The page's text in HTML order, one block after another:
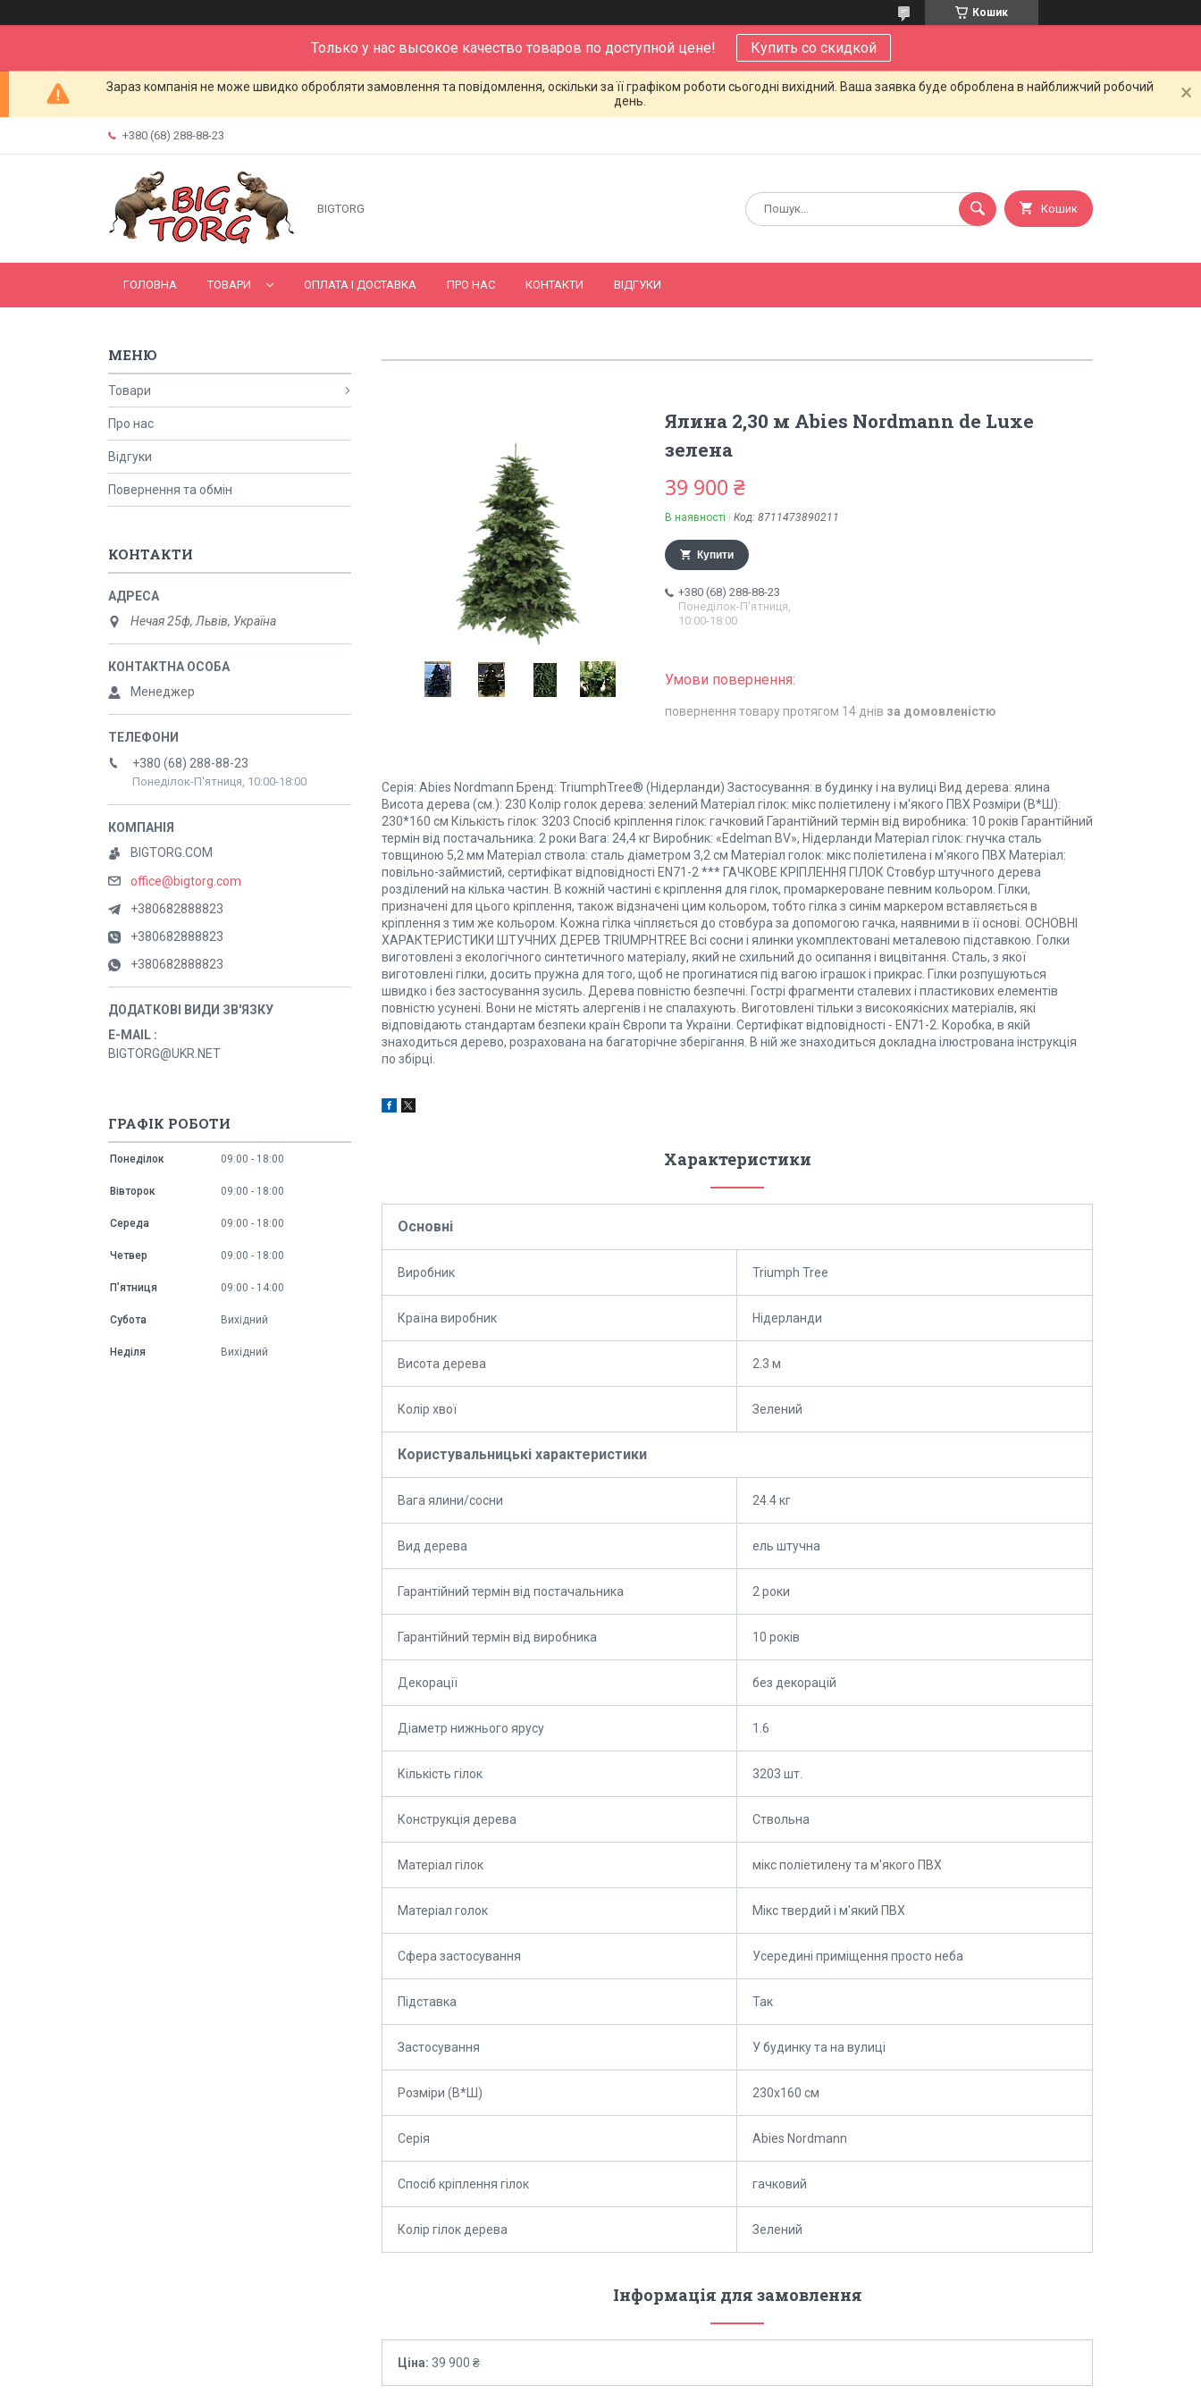
Кошик
Только у нас высокое качество товаров по доступной цене! Купить со скидкой
Зараз компанія не може швидко обробляти замовлення та повідомлення, оскільки за її графіком роботи сьогодні вихідний. Ваша заявка буде оброблена в найближчий робочий
день.
+380 (68) 288-88-23
BIGTORG Кошик
ГОЛОВНА ТОВАРИ ОПЛАТА І ДОСТАВКА ПРО НАС КОНТАКТИ ВІДГУКИ
Ялина 2,30 м Abies Nordmann de Luxe
зелена
39 900 ₴
В наявності Код: 8711473890211
Купити
+380 (68) 288-88-23
Понеділок-П'ятниця,
10:00-18:00
повернення товару протягом 14 днів за домовленістю
Серія: Abies Nordmann Бренд: TriumphTree® (Нідерланди) Застосування: в будинку і на вулиці Вид дерева: ялина
Висота дерева (см.): 230 Колір голок дерева: зелений Матеріал гілок: мікс поліетилену і м'якого ПВХ Розміри (В*Ш):
230*160 см Кількість гілок: 3203 Спосіб кріплення гілок: гачковий Гарантійний термін від виробника: 10 років Гарантійний
термін від постачальника: 2 роки Вага: 24,4 кг Виробник: «Edelman BV», Нідерланди Матеріал гілок: гнучка сталь
товщиною 5,2 мм Матеріал ствола: сталь діаметром 3,2 см Матеріал голок: мікс поліетилена і м'якого ПВХ Матеріал:
повільно-займистий, сертифікат відповідності EN71-2 *** ГАЧКОВЕ КРІПЛЕННЯ ГІЛОК Стовбур штучного дерева
розділений на кілька частин. В кожній частині є кріплення для гілок, промаркероване певним кольором. Гілки,
призначені для цього кріплення, також відзначені цим кольором, тобто гілка з синім маркером вставляється в
кріплення з тим же кольором. Кожна гілка чіпляється до стовбура за допомогою гачка, наявними в її основі. ОСНОВНІ
ХАРАКТЕРИСТИКИ ШТУЧНИХ ДЕРЕВ TRIUMPHTREE Всі сосни і ялинки укомплектовані металевою підставкою. Голки
виготовлені з екологічного синтетичного матеріалу, який не схильний до осипання і вицвітання. Сталь, з якої
виготовлені гілки, досить пружна для того, щоб не прогинатися під вагою іграшок і прикрас. Гілки розпушуються
швидко і без застосування зусиль. Дерева повністю безпечні. Гострі фрагменти сталевих і пластикових елементів
повністю усунені. Вони не містять алергенів і не спалахують. Виготовлені тільки з високоякісних матеріалів, які
відповідають стандартам безпеки країн Європи та України. Сертифікат відповідності - EN71-2. Коробка, в якій
знаходиться дерево, розрахована на багаторічне зберігання. В ній же знаходиться докладна ілюстрована інструкція
по збірці.
Характеристики
Основні
Виробник Triumph Tree
Країна виробник Нідерланди
Висота дерева 2.3 м
Колір хвої Зелений
Користувальницькі характеристики
Вага ялини/сосни 24.4 кг
Вид дерева ель штучна
Гарантійний термін від постачальника 2 роки
Гарантійний термін від виробника 10 років
Декорації без декорацій
Діаметр нижнього ярусу 1.6
Кількість гілок 3203 шт.
Конструкція дерева Ствольна
Матеріал гілок мікс поліетилену та м'якого ПВХ
Матеріал голок Мікс твердий і м'який ПВХ
Сфера застосування Усередині приміщення просто неба
Підставка Так
Застосування У будинку та на вулиці
Розміри (В*Ш) 230х160 см
Серія Abies Nordmann
Спосіб кріплення гілок гачковий
Колір гілок дерева Зелений
Інформація для замовлення
Ціна: 39 900 ₴
Товари
Про нас
Відгуки
Повернення та обмін
КОНТАКТИ
Нечая 25ф, Львів, Україна
Менеджер
+380 (68) 288-88-23
Понеділок-П'ятниця, 10:00-18:00
BIGTORG.COM
office@bigtorg.com
+380682888823
+380682888823
+380682888823
E-MAIL
BIGTORG@UKR.NET
ГРАФІК РОБОТИ
Понеділок 09:00 18:00
Вівторок 09:00 18:00
Середа 09:00 18:00
Четвер 09:00 18:00
Пʼятниця 09:00 14:00
Субота Вихідний
Неділя Вихідний